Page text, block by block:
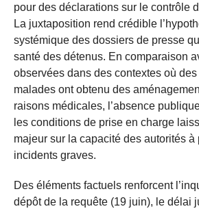
pour des déclarations sur le contrôle
La juxtaposition rend crédible
systémique des dossiers de presse
santé des détenus. En comparaison
observées dans des contextes où
malades ont obtenu des
raisons médicales, l’absence
les conditions de prise en charge
majeur sur la capacité des autorités à
incidents graves.
Des éléments factuels renforcent
dépôt de la requête (19 juin), le délai